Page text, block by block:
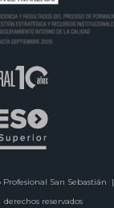
San Sebastián
derechos reservados